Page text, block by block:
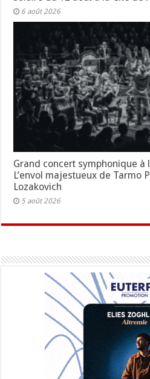
6 août 2026
Grand concert symphonique à
L’envol majestueux de Tarmo
Lozakovich
5 août 2026